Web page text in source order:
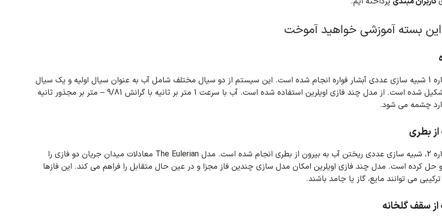
بسته آموزشی خواهید آموخت
شده است.
این سیستم از دو سیال مختلف شامل آب به عنوان سیال اولیه و یک سیال
شده است. از مدل چند فازی اویلرین استفاده شده است. آب با سرعت 1 متر بر ثانیه با گرانش 9/81 – متر بر مجذور ثانیه
بطری
شده است.
مدل The Eulerian معادلات میدان جریان دو فازی را
حل کرده است. مدل چند فازی اویلرین امکان مدل سازی چندین فاز مجزا و در عین حال متقابل را فراهم می کند. این فازها
می توانند مایع، گاز یا جامد باشند.
سقف گلخانه